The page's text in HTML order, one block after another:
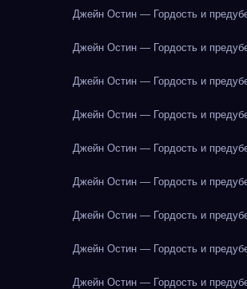
Джейн Остин — Гордость и
Джейн Остин — Гордость и
Джейн Остин — Гордость и
Джейн Остин — Гордость и
Джейн Остин — Гордость и
Джейн Остин — Гордость и
Джейн Остин — Гордость и
Джейн Остин — Гордость и
Джейн Остин — Гордость и